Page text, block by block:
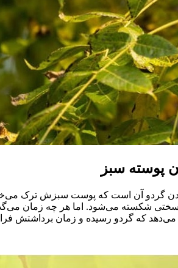
پوسته سبز
رسیدن گردو آن است که پوست سبزش ترک
شکسته می‌شود. اما هر چه زمان
می‌دهد که گردو رسیده و زمان برداشتش